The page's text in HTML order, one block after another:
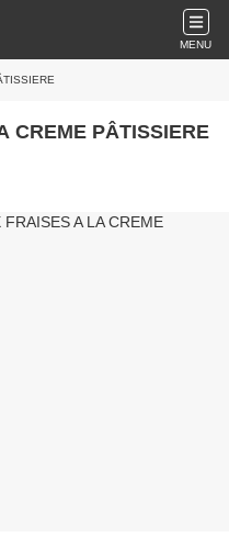
MENU
CREME PÂTISSIERE